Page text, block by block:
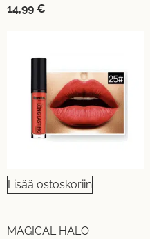
14,99 €
Lisää ostoskoriin
MAGICAL HALO